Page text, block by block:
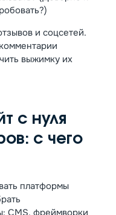
и соцсетей.
выжимку их
с нуля
с чего
платформы
CMS, фреймворки